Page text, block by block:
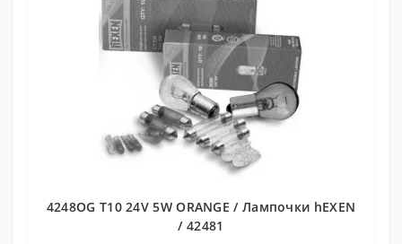
4248OG T10 24V 5W ORANGE / Лампочки hEXEN
/ 42481